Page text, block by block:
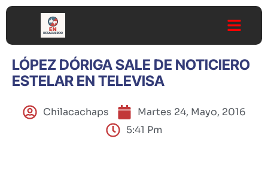
LÓPEZ DÓRIGA SALE DE NOTICIERO
ESTELAR EN TELEVISA
Chilacachaps
Martes 24, Mayo, 2016
5:41 Pm